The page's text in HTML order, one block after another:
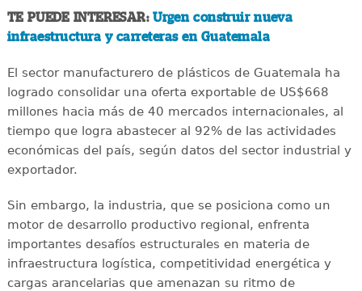
TE PUEDE INTERESAR:Urgen construir nueva
infraestructura y carreteras en Guatemala
El sector manufacturero de plásticos de Guatemala ha
logrado consolidar una oferta exportable de US$668
millones hacia más de 40 mercados internacionales, al
tiempo que logra abastecer al 92% de las actividades
económicas del país, según datos del sector industrial y
exportador.
Sin embargo, la industria, que se posiciona como un
motor de desarrollo productivo regional, enfrenta
importantes desafíos estructurales en materia de
infraestructura logística, competitividad energética y
cargas arancelarias que amenazan su ritmo de